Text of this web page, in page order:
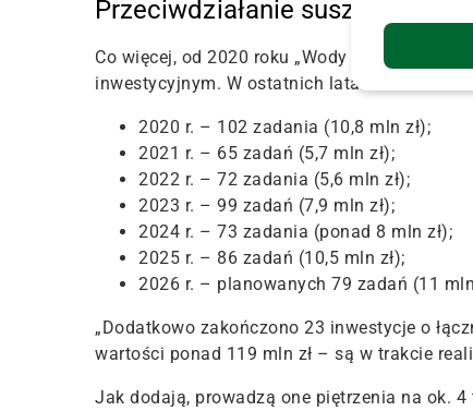
Przeciwdziałanie suszy –
Co więcej, od 2020 roku „Wody Polskie”
inwestycyjnym. W ostatnich latach
2020 r. – 102 zadania (10,8 mln zł);
2021 r. – 65 zadań (5,7 mln zł);
2022 r. – 72 zadania (5,6 mln zł);
2023 r. – 99 zadań (7,9 mln zł);
2024 r. – 73 zadania (ponad 8 mln zł);
2025 r. – 86 zadań (10,5 mln zł);
2026 r. – planowanych 79 zadań (11 mln
„Dodatkowo zakończono 23 inwestycje o
wartości ponad 119 mln zł – są w trakcie
Jak dodają, prowadzą one piętrzenia na ok.